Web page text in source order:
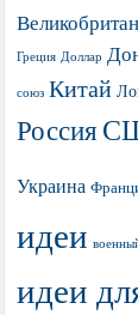
Греция Доллар
союз Китай
Россия
Украина
идеи
идеи